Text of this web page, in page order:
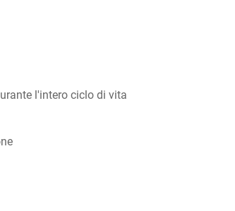
l'intero ciclo di vita